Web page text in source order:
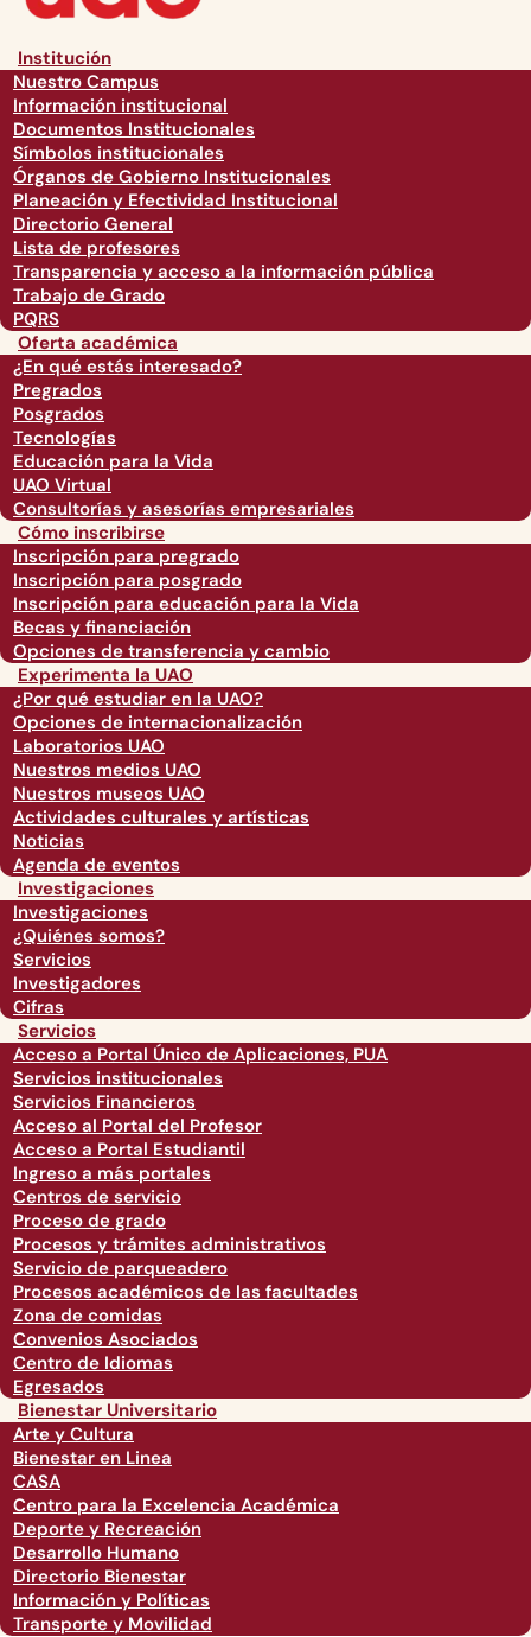
Institución
Nuestro Campus
Información institucional
Documentos Institucionales
Símbolos institucionales
Órganos de Gobierno Institucionales
Planeación y Efectividad Institucional
Directorio General
Lista de profesores
Transparencia y acceso a la información pública
Trabajo de Grado
PQRS
Oferta académica
¿En qué estás interesado?
Pregrados
Posgrados
Tecnologías
Educación para la Vida
UAO Virtual
Consultorías y asesorías empresariales
Cómo inscribirse
Inscripción para pregrado
Inscripción para posgrado
Inscripción para educación para la Vida
Becas y financiación
Opciones de transferencia y cambio
Experimenta la UAO
¿Por qué estudiar en la UAO?
Opciones de internacionalización
Laboratorios UAO
Nuestros medios UAO
Nuestros museos UAO
Actividades culturales y artísticas
Noticias
Agenda de eventos
Investigaciones
Investigaciones
¿Quiénes somos?
Servicios
Investigadores
Cifras
Servicios
Acceso a Portal Único de Aplicaciones, PUA
Servicios institucionales
Servicios Financieros
Acceso al Portal del Profesor
Acceso a Portal Estudiantil
Ingreso a más portales
Centros de servicio
Proceso de grado
Procesos y trámites administrativos
Servicio de parqueadero
Procesos académicos de las facultades
Zona de comidas
Convenios Asociados
Centro de Idiomas
Egresados
Bienestar Universitario
Arte y Cultura
Bienestar en Linea
CASA
Centro para la Excelencia Académica
Deporte y Recreación
Desarrollo Humano
Directorio Bienestar
Información y Políticas
Transporte y Movilidad